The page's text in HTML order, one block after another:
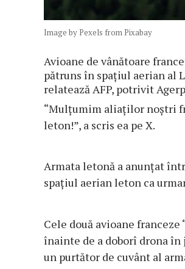
Image by Pexels from Pixabay
Avioane de vânătoare
pătruns în spaţiul aerian al
relatează AFP, potrivit
“Mulţumim aliaţilor noştri
leton!”, a scris ea pe X.
Armata letonă a anunţat
spaţiul aerian leton ca
Cele două avioane
înainte de a doborî drona în
un purtător de cuvânt al